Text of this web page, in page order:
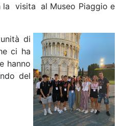
la visita al Museo Piaggio e
di
ci ha
hanno
del